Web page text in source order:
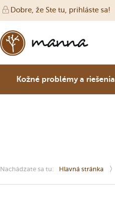
Dobre, že Ste tu, prihláste sa!
Kožné problémy a riešenia
Nachádzate sa tu: Hlavná stránka